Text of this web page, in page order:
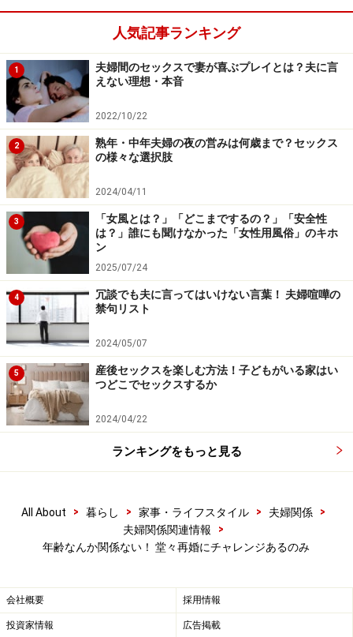
再婚者数は増加中というデータ
国立社会保障・人口問題研究所の2014年調査で、日本の
再婚者数を見てみましょう。
【1年間に再婚した人】
夫：12万4368人
妻：10万6585人
日本全体の婚姻数は減っていますが再婚者数は1980年調
査に比べ男女とも4万人増えています。2013年に「堂々
と再婚する人が増えるだろう」と述べた予測は的中して
いることがわかります。
皆さんの中学高校時代の友人、いつのまにか奥さんが変
わっていた、旦那さんが変わっていたということはあり
ませんか。年賀状の住所や名前などで気づくことも増え
ています
再婚といっても、相手は何歳までに見つければよいので
しょうか。
人気記事ランキング
1
夫婦間のセックスで妻が喜ぶプレイとは？夫に言
えない理想・本音
2022/10/22
2
熟年・中年夫婦の夜の営みは何歳まで？セックス
の様々な選択肢
2024/04/11
3
「女風とは？」「どこまでするの？」「安全性
は？」誰にも聞けなかった「女性用風俗」のキホ
ン
2025/07/24
4
冗談でも夫に言ってはいけない言葉！ 夫婦喧嘩の
禁句リスト
2024/05/07
5
産後セックスを楽しむ方法！子どもがいる家はい
つどこでセックスするか
2024/04/22
ランキングをもっと見る
All About > 暮らし > 家事・ライフスタイル > 夫婦関係
>
夫婦関係関連情報
>
年齢なんか関係ない！ 堂々再婚にチャレンジあるのみ
会社概要 採用情報
投資家情報 広告掲載